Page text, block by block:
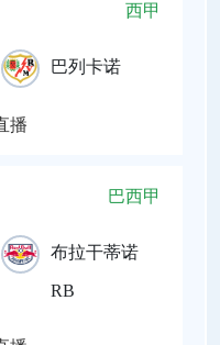
西甲
巴列卡诺
播
巴西甲
布拉干蒂诺
RB